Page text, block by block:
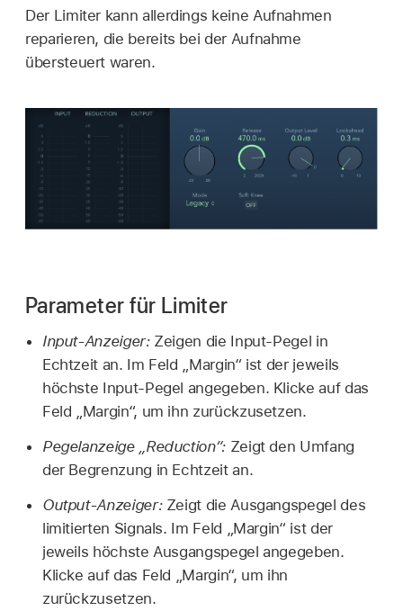
Der Limiter kann allerdings keine Aufnahmen
reparieren, die bereits bei der Aufnahme
übersteuert waren.
Parameter für Limiter
Input-Anzeiger:Zeigen die Input-Pegel in
Echtzeit an. Im Feld „Margin“ ist der jeweils
höchste Input-Pegel angegeben. Klicke auf das
Feld „Margin“, um ihn zurückzusetzen.
Pegelanzeige „Reduction“:Zeigt den Umfang
der Begrenzung in Echtzeit an.
Output-Anzeiger:Zeigt die Ausgangspegel des
limitierten Signals. Im Feld „Margin“ ist der
jeweils höchste Ausgangspegel angegeben.
Klicke auf das Feld „Margin“, um ihn
zurückzusetzen.